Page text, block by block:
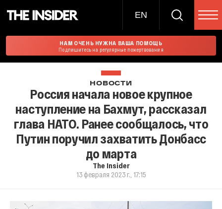
EN
НАМ ОЧЕНЬ НУЖНА ВАША ПОМОЩЬ
Подпишитесь на регулярные пожертвования
НОВОСТИ
Россия начала новое крупное
наступление на Бахмут, рассказал
глава НАТО. Ранее сообщалось, что
Путин поручил захватить Донбасс
до марта
The Insider
13 февраля 2023 г., 17:15